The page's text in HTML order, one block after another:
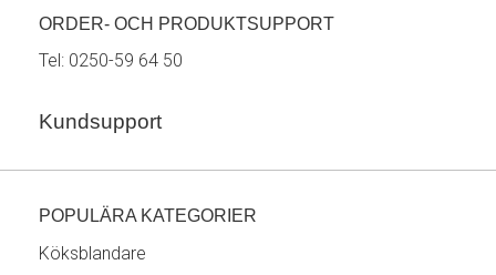
ORDER- OCH PRODUKTSUPPORT
Tel: 0250-59 64 50
Kundsupport
POPULÄRA KATEGORIER
Köksblandare